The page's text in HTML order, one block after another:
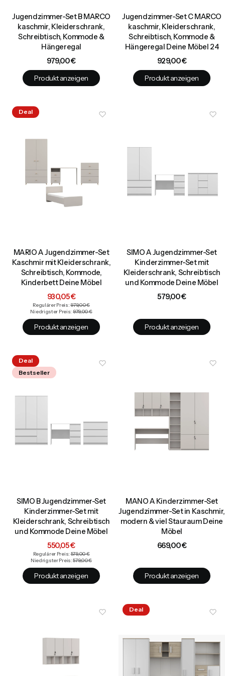
Jugendzimmer-Set B MARCO
kaschmir, Kleiderschrank,
Schreibtisch, Kommode &
Hängeregal
Preis
979,00 €
Produkt anzeigen
Jugendzimmer-Set C MARCO
kaschmir, Kleiderschrank,
Schreibtisch, Kommode &
Hängeregal Deine Möbel 24
Preis
929,00 €
Produkt anzeigen
Deal
MARIO A Jugendzimmer-Set
Kaschmir mit Kleiderschrank,
Schreibtisch, Kommode,
Kinderbett Deine Möbel
Aktionspreis
930,05 €
Regulärer Preis: 979,00 €
Niedrigster Preis: 979,00 €
Produkt anzeigen
SIMO A Jugendzimmer-Set
Kinderzimmer-Set mit
Kleiderschrank, Schreibtisch
und Kommode Deine Möbel
Preis
579,00 €
Produkt anzeigen
Deal
Bestseller
SIMO B Jugendzimmer-Set
Kinderzimmer-Set mit
Kleiderschrank, Schreibtisch
und Kommode Deine Möbel
Aktionspreis
550,05 €
Regulärer Preis: 579,00 €
Niedrigster Preis: 579,00 €
Produkt anzeigen
MANO A Kinderzimmer-Set
Jugendzimmer-Set in Kaschmir,
modern & viel Stauraum Deine
Möbel
Preis
669,00 €
Produkt anzeigen
Deal